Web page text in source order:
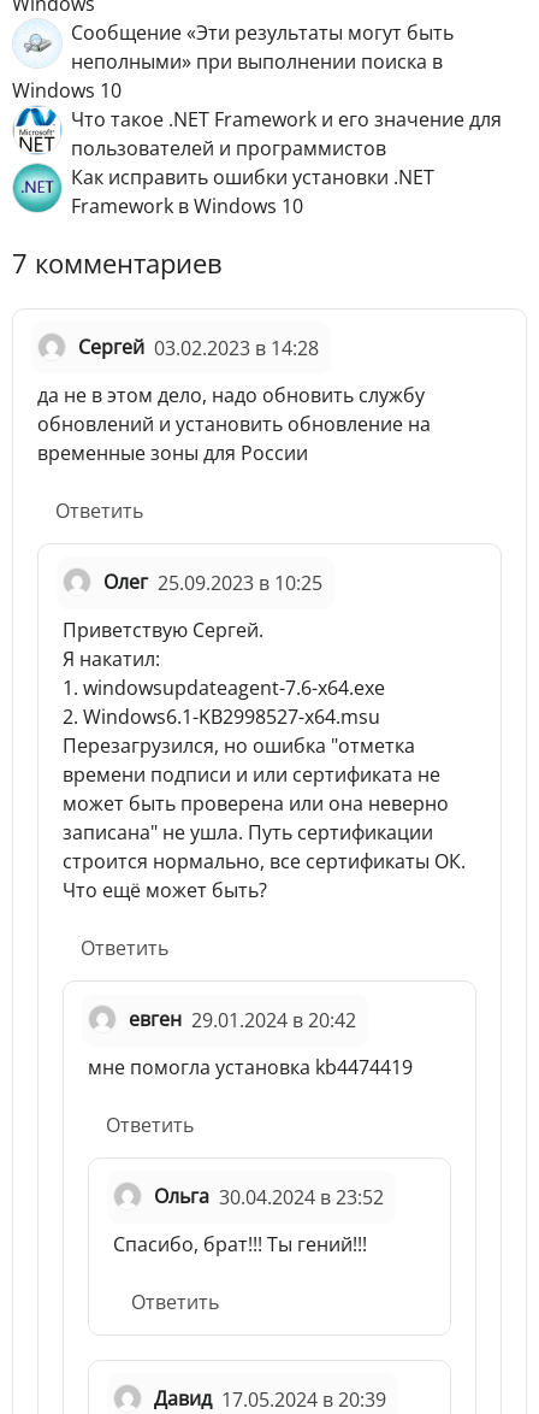
Сообщение «Эти результаты могут быть
неполными» при выполнении поиска в
Windows 10
Что такое .NET Framework и его значение для
пользователей и программистов
Как исправить ошибки установки .NET
Framework в Windows 10
7 комментариев
Сергей 03.02.2023 в 14:28
да не в этом дело, надо обновить службу
обновлений и установить обновление на
временные зоны для России
Ответить
Олег 25.09.2023 в 10:25
Приветствую Сергей.
Я накатил:
1. windowsupdateagent-7.6-x64.exe
2. Windows6.1-KB2998527-x64.msu
Перезагрузился, но ошибка "отметка
времени подписи и или сертификата не
может быть проверена или она неверно
записана" не ушла. Путь сертификации
строится нормально, все сертификаты ОК.
Что ещё может быть?
Ответить
евген 29.01.2024 в 20:42
мне помогла установка kb4474419
Ответить
Ольга 30.04.2024 в 23:52
Спасибо, брат!!! Ты гений!!!
Ответить
Давид 17.05.2024 в 20:39